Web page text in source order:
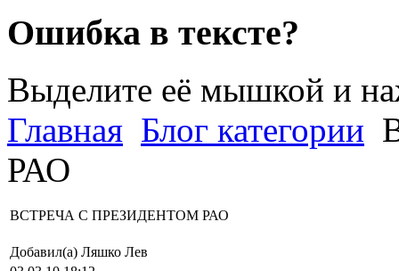
Ошибка в тексте?
Выделите её мышкой и
Главная Блог категории
РАО
ВСТРЕЧА С ПРЕЗИДЕНТОМ РАО
Добавил(а) Ляшко Лев